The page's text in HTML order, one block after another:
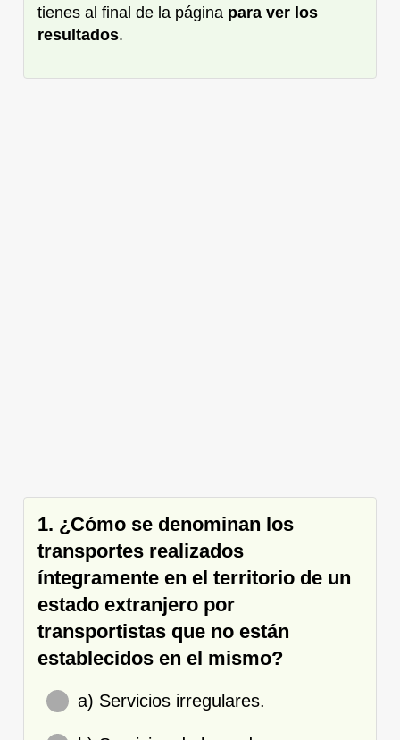
tienes al final de la página para ver los
resultados.
1. ¿Cómo se denominan los
transportes realizados
íntegramente en el territorio de un
estado extranjero por
transportistas que no están
establecidos en el mismo?
a) Servicios irregulares.